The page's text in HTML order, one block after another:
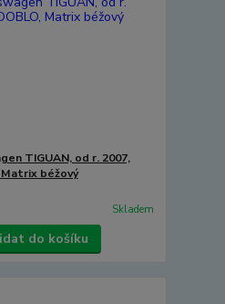
TIGUAN, od r. 2007,
Matrix béžový
Skladem
do košíku